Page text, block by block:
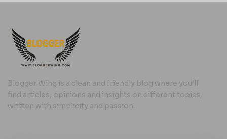
Blogger Wing is a clean and friendly blog where you’ll
find articles, opinions and insights on different topics,
written with simplicity and passion.